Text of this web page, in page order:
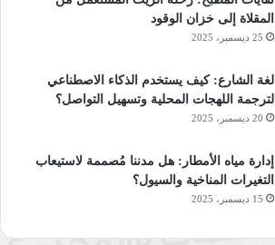
المقلاة إلى خزان الوقود
25 ديسمبر، 2025
لغة الشارع: كيف يستخدم الذكاء الاصطناعي
لترجمة اللهجات المحلية وتسهيل التواصل؟
20 ديسمبر، 2025
إدارة مياه الأمطار: هل مدننا مُصممة لاستيعاب
التغيرات المناخية والسيول؟
15 ديسمبر، 2025